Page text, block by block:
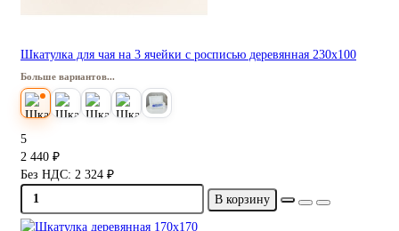
Шкатулка для чая на 3 ячейки с росписью деревянная 230х100
Больше вариантов...
5
2 440 ₽
Без НДС: 2 324 ₽
В корзину